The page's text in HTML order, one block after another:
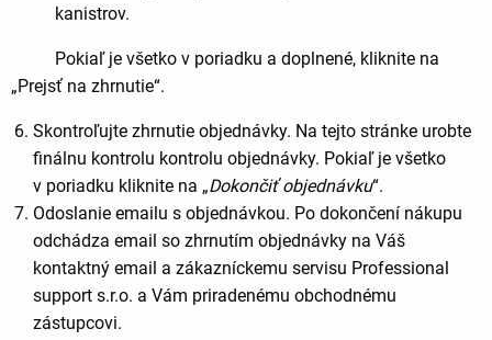
kanistrov.
Pokiaľ je všetko v poriadku a doplnené, kliknite na
„Prejsť na zhrnutie“.
Skontroľujte zhrnutie objednávky. Na tejto stránke urobte
finálnu kontrolu kontrolu objednávky. Pokiaľ je všetko
v poriadku kliknite na „Dokončiť objednávku“.
Odoslanie emailu s objednávkou. Po dokončení nákupu
odchádza email so zhrnutím objednávky na Váš
kontaktný email a zákazníckemu servisu Professional
support s.r.o. a Vám priradenému obchodnému
zástupcovi.